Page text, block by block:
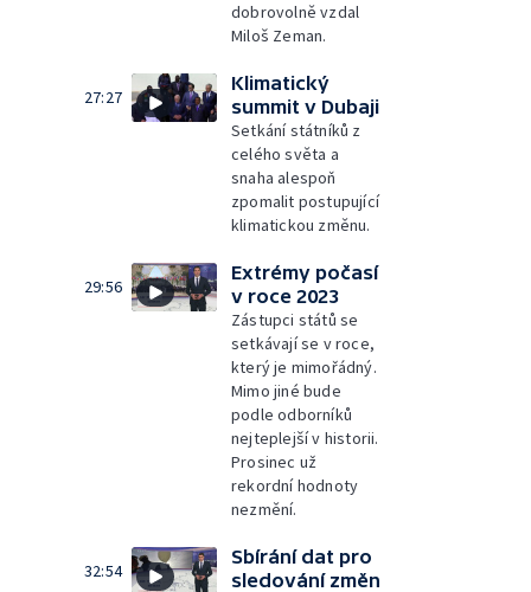
dobrovolně vzdal
Miloš Zeman.
27:27
Klimatický
summit v Dubaji
Setkání státníků z
celého světa a
snaha alespoň
zpomalit postupující
klimatickou změnu.
29:56
Extrémy počasí
v roce 2023
Zástupci států se
setkávají se v roce,
který je mimořádný.
Mimo jiné bude
podle odborníků
nejteplejší v historii.
Prosinec už
rekordní hodnoty
nezmění.
32:54
Sbírání dat pro
sledování změn